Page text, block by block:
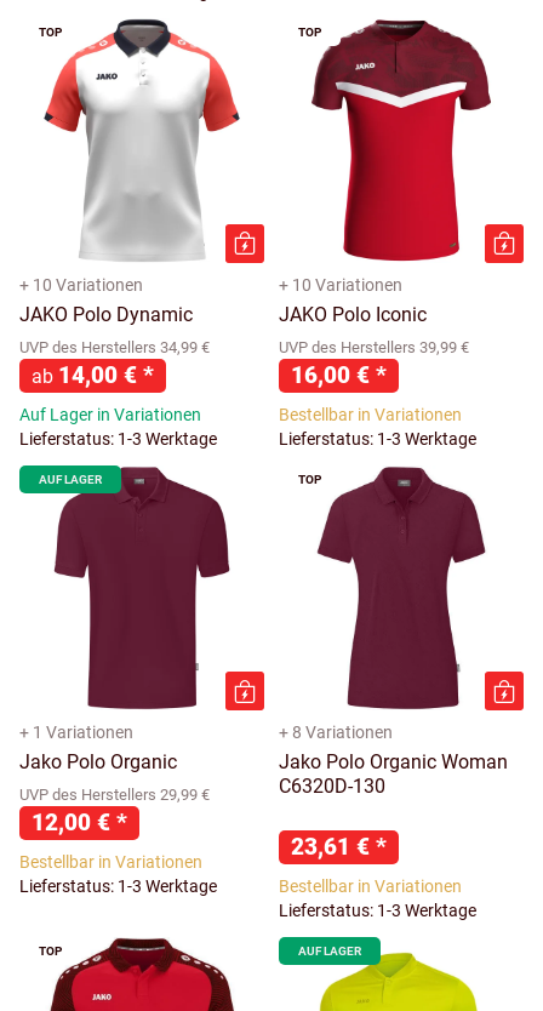
TOP
+ 10 Variationen
JAKO Polo Dynamic
UVP des Herstellers 34,99 €
ab 14,00 € *
Auf Lager in Variationen
Lieferstatus: 1-3 Werktage
TOP
+ 10 Variationen
JAKO Polo Iconic
UVP des Herstellers 39,99 €
16,00 € *
Bestellbar in Variationen
Lieferstatus: 1-3 Werktage
AUF LAGER
+ 1 Variationen
Jako Polo Organic
UVP des Herstellers 29,99 €
12,00 € *
Bestellbar in Variationen
Lieferstatus: 1-3 Werktage
TOP
+ 8 Variationen
Jako Polo Organic Woman
C6320D-130
23,61 € *
Bestellbar in Variationen
Lieferstatus: 1-3 Werktage
TOP AUF LAGER